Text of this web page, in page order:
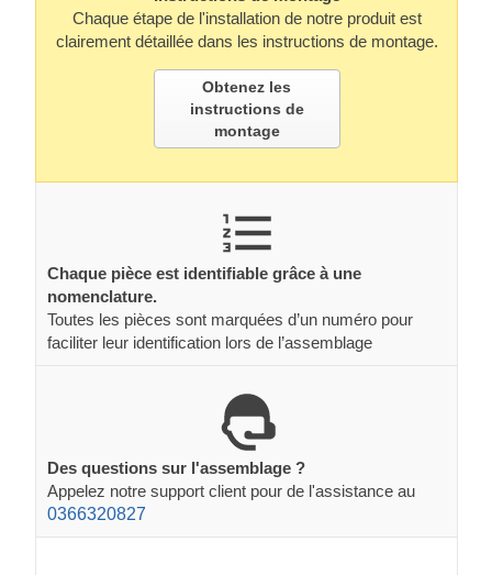
Chaque étape de l'installation de notre produit est
clairement détaillée dans les instructions de montage.
Obtenez les
instructions de
montage
Chaque pièce est identifiable grâce à une
nomenclature.
Toutes les pièces sont marquées d’un numéro pour
faciliter leur identification lors de l’assemblage
Des questions sur l'assemblage ?
Appelez notre support client pour de l'assistance au
0366320827